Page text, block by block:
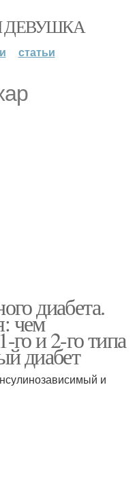
ДЕВУШКА
статьи
диабета.
чем
го и 2-го типа
диабет
и